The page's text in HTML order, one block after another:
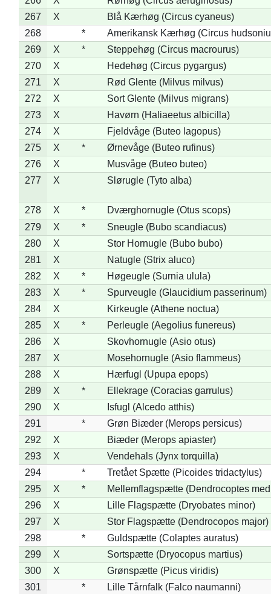
267
X
Blå Kærhøg (Circus cyaneus)
268
*
Amerikansk Kærhøg (Circus
269
X *
Steppehøg (Circus macrourus)
270
X
Hedehøg (Circus pygargus)
271
X
Rød Glente (Milvus milvus)
272
X
Sort Glente (Milvus migrans)
273
X
Havørn (Haliaeetus albicilla)
274
X
Fjeldvåge (Buteo lagopus)
275
X *
Ørnevåge (Buteo rufinus)
276
X
Musvåge (Buteo buteo)
277
X Slørugle (Tyto alba)
278 X *
Dværghornugle (Otus scops)
279
X *
Sneugle (Bubo scandiacus)
280
X
Stor Hornugle (Bubo bubo)
281
X
Natugle (Strix aluco)
282
X *
Høgeugle (Surnia ulula)
283
X *
Spurveugle (Glaucidium passerinum)
284
X
Kirkeugle (Athene noctua)
285
X *
Perleugle (Aegolius funereus)
286
X
Skovhornugle (Asio otus)
287
X
Mosehornugle (Asio flammeus)
288
X
Hærfugl (Upupa epops)
289
X *
Ellekrage (Coracias garrulus)
290
X
Isfugl (Alcedo atthis)
291
*
Grøn Biæder (Merops persicus)
292
X
Biæder (Merops apiaster)
293
X
Vendehals (Jynx torquilla)
294
*
Tretået Spætte (Picoides tridactylus)
295
X *
Mellemflagspætte (Dendrocoptes
296
X
Lille Flagspætte (Dryobates minor)
297
X
Stor Flagspætte (Dendrocopos major)
298
*
Guldspætte (Colaptes auratus)
299
X
Sortspætte (Dryocopus martius)
300
X
Grønspætte (Picus viridis)
301
*
Lille Tårnfalk (Falco naumanni)